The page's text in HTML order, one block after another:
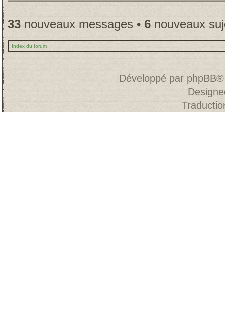
33 nouveaux messages • 6 nouveaux
Index du forum
Développé par phpBB®